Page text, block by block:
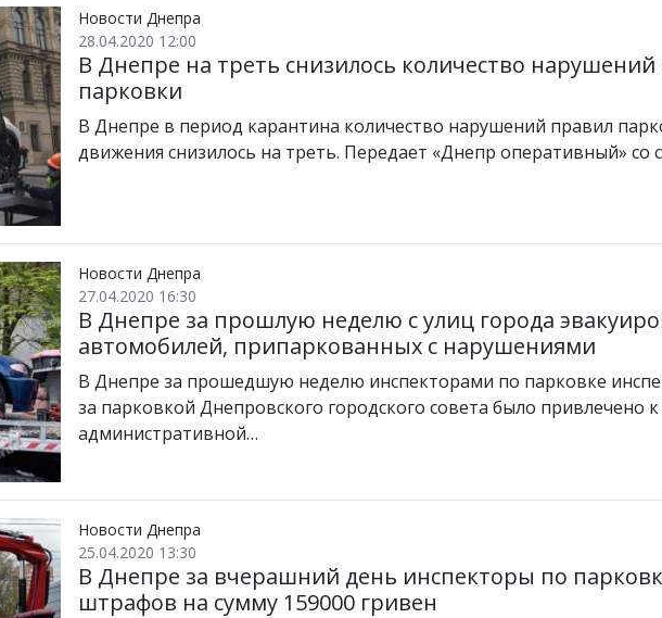
Новости Днепра
28.04.2020 12:00
В Днепре на треть снизилось количество
парковки
В Днепре в период карантина количество нарушений правил
движения снизилось на треть. Передает «Днепр оперативный» со
Новости Днепра
27.04.2020 16:30
В Днепре за прошлую неделю с улиц города
автомобилей, припаркованных с нарушениями
В Днепре за прошедшую неделю инспекторами по парковке
за парковкой Днепровского городского совета было привлечено к
административной…
Новости Днепра
25.04.2020 13:30
В Днепре за вчерашний день инспекторы по
штрафов на сумму 159000 гривен